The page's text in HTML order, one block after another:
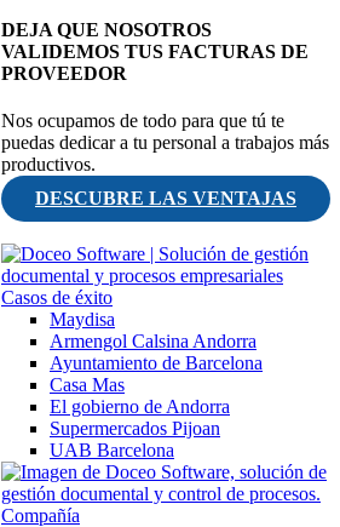
DEJA QUE NOSOTROS
VALIDEMOS TUS FACTURAS DE
PROVEEDOR
Nos ocupamos de todo para que tú te
puedas dedicar a tu personal a trabajos más
productivos.
DESCUBRE LAS VENTAJAS
Casos de éxito
Maydisa
Armengol Calsina Andorra
Ayuntamiento de Barcelona
Casa Mas
El gobierno de Andorra
Supermercados Pijoan
UAB Barcelona
Compañía